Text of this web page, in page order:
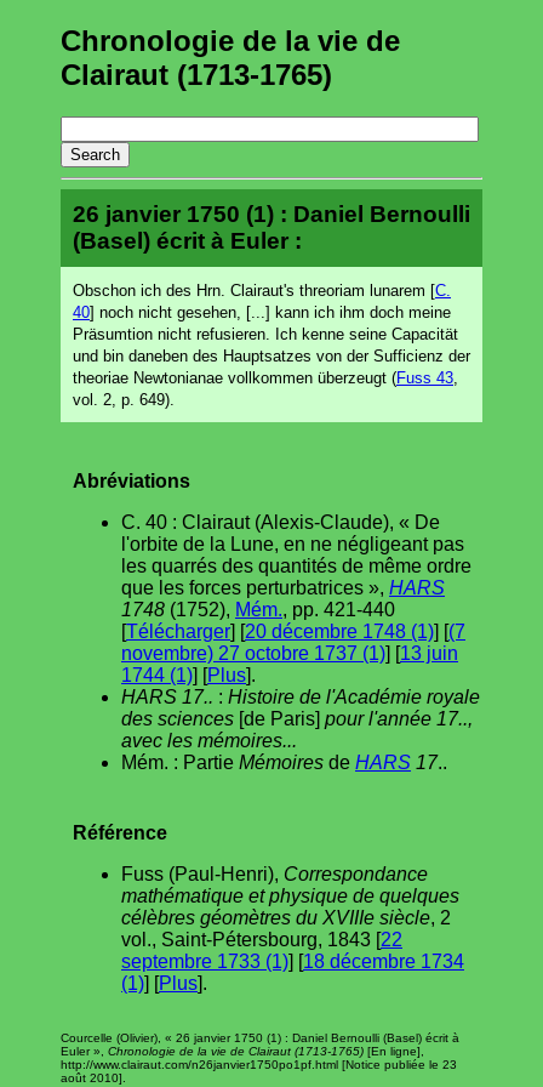
Chronologie de la vie de
Clairaut (1713-1765)
26 janvier 1750 (1) : Daniel Bernoulli
(Basel) écrit à Euler :
Obschon ich des Hrn. Clairaut's threoriam lunarem [C.
40] noch nicht gesehen, [...] kann ich ihm doch meine
Präsumtion nicht refusieren. Ich kenne seine Capacität
und bin daneben des Hauptsatzes von der Sufficienz der
theoriae Newtonianae vollkommen überzeugt (Fuss 43
vol. 2, p. 649).
Abréviations
C. 40 : Clairaut (Alexis-Claude), « De
l'orbite de la Lune, en ne négligeant pas
les quarrés des quantités de même ordre
que les forces perturbatrices », HARS
1748 (1752), Mém., pp. 421-440
[Télécharger] [20 décembre 1748 (1)] [(7
novembre) 27 octobre 1737 (1)] [13 juin
1744 (1)] [Plus].
HARS 17.. : Histoire de l'Académie royale
des sciences [de Paris] pour l'année 17..,
avec les mémoires...
Mém. : Partie Mémoires de HARS 17..
Référence
Fuss (Paul-Henri), Correspondance
mathématique et physique de quelques
célèbres géomètres du XVIIIe siècle, 2
vol., Saint-Pétersbourg, 1843 [22
septembre 1733 (1)] [18 décembre 1734
(1)] [Plus].
Courcelle (Olivier), « 26 janvier 1750 (1) : Daniel Bernoulli (Basel) écrit à
Euler », Chronologie de la vie de Clairaut (1713-1765) [En ligne],
http://www.clairaut.com/n26janvier1750po1pf.html [Notice publiée le 23
août 2010].